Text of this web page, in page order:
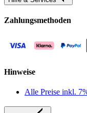
Zahlungsmethoden
Hinweise
Alle Preise inkl.